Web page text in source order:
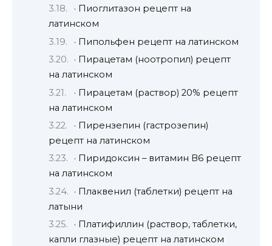
· Пиоглитазон рецепт на
латинском
· Пипольфен рецепт на латинском
· Пирацетам (ноотропил) рецепт
на латинском
· Пирацетам (раствор) 20% рецепт
на латинском
· Пирензепин (гастрозепин)
рецепт на латинском
· Пиридоксин – витамин В6 рецепт
на латинском
· Плаквенил (таблетки) рецепт на
латыни
· Платифиллин (раствор, таблетки,
капли глазные) рецепт на латинском